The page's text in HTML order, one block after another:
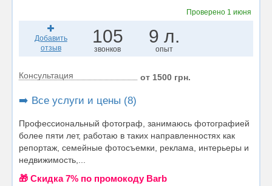
Проверено 1 июня
Добавить
отзыв
105
звонков
9 л.
опыт
Консультация от 1500 грн.
➡️ Все услуги и цены (8)
Профессиональный фотограф, занимаюсь фотографией
более пяти лет, работаю в таких направленностях как
репортаж, семейные фотосъемки, реклама, интерьеры и
недвижимость,...
🎁 Cкидка 7% по промокоду Barb